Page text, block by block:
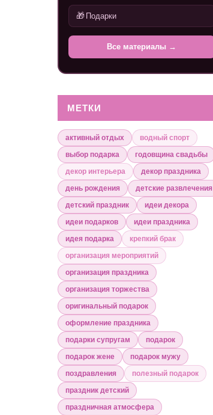
🎁 Подарки
Все материалы →
МЕТКИ
активный отдых
водный спорт
выбор подарка
годовщина свадьбы
декор интерьера
декор праздника
день рождения
детские развлечения
детский праздник
идеи декора
идеи подарков
идеи праздника
идея подарка
крепкий брак
организация мероприятий
организация праздника
организация торжества
оригинальный подарок
оформление праздника
подарки супругам
подарок
подарок жене
подарок мужу
поздравления
полезный подарок
праздник детский
праздничная атмосфера